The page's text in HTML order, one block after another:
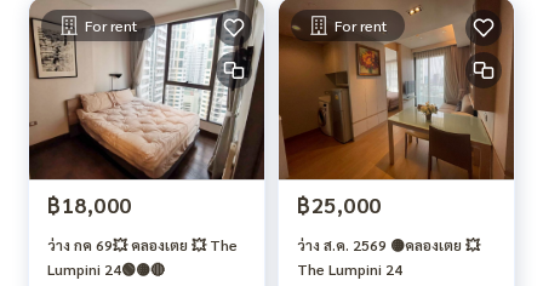
For rent
฿18,000
ว่าง กค 69💥 คลองเตย 💥 The
Lumpini 24🟢🟡🔴
For rent
฿25,000
ว่าง ส.ค. 2569 🟡คลองเตย 💥
The Lumpini 24